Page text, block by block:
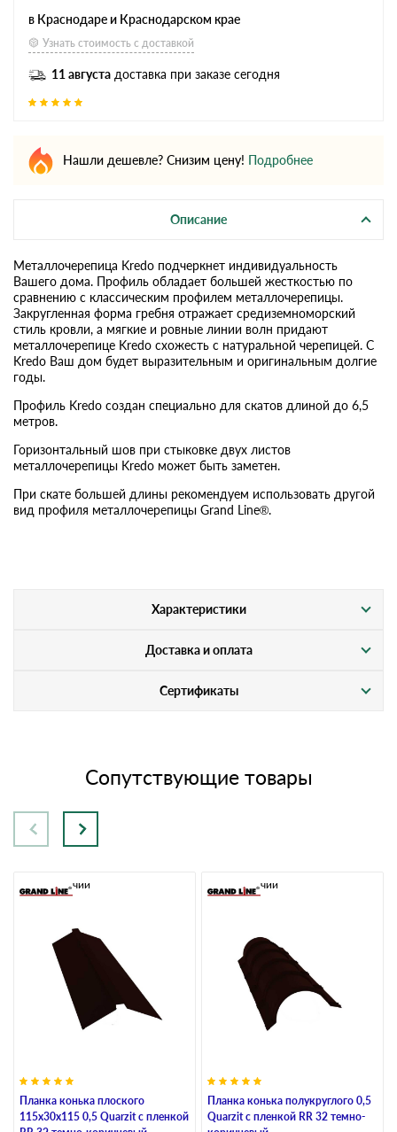
в Краснодаре и Краснодарском крае
Узнать стоимость с доставкой
11 августа доставка при заказе сегодня
Нашли дешевле? Снизим цену! Подробнее
Описание
Металлочерепица Kredo подчеркнет индивидуальность
Вашего дома. Профиль обладает большей жесткостью по
сравнению с классическим профилем металлочерепицы.
Закругленная форма гребня отражает средиземноморский
стиль кровли, а мягкие и ровные линии волн придают
металлочерепице Kredo схожесть с натуральной черепицей. С
Kredo Ваш дом будет выразительным и оригинальным долгие
годы.
Профиль Kredo создан специально для скатов длиной до 6,5
метров.
Горизонтальный шов при стыковке двух листов
металлочерепицы Kredo может быть заметен.
При скате большей длины рекомендуем использовать другой
вид профиля металлочерепицы Grand Line®.
Характеристики
Доставка и оплата
Сертификаты
Сопутствующие товары
Планка конька плоского
115х30х115 0,5 Quarzit с пленкой
В наличии
Планка конька полукруглого 0,5
Quarzit с пленкой RR 32 темно-
В наличии